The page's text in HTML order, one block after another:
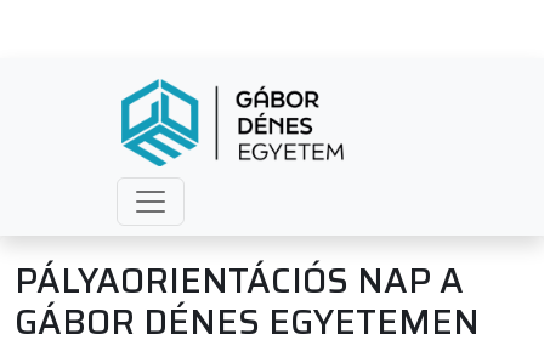
PÁLYAORIENTÁCIÓS NAP A
GÁBOR DÉNES EGYETEMEN